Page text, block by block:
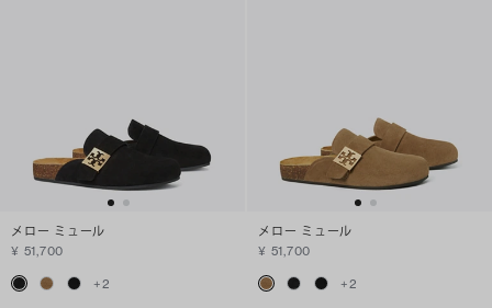
メロー ミュール
¥ 51,700
+2
メロー ミュール
¥ 51,700
+2